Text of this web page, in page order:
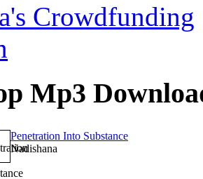
Crowdfunding
Mp3
Penetration Into Substance
Nadishana